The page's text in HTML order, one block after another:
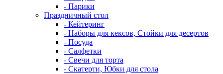
- Парики
Праздничный стол
- Кейтеринг
- Наборы для кексов, Стойки для десертов
- Посуда
- Салфетки
- Свечи для торта
- Скатерти, Юбки для стола